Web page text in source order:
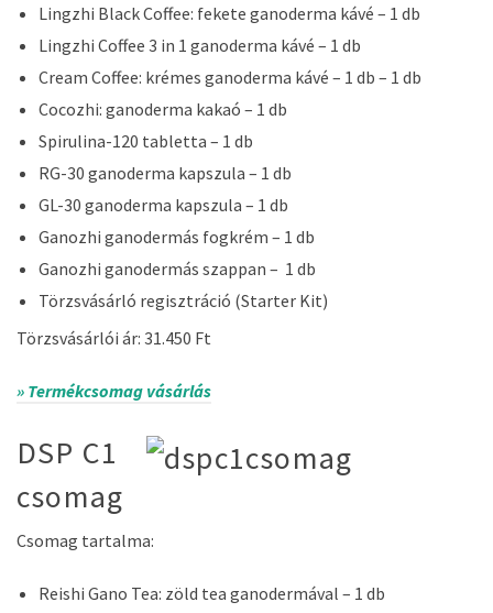
Lingzhi Black Coffee: fekete ganoderma kávé – 1 db
Lingzhi Coffee 3 in 1 ganoderma kávé – 1 db
Cream Coffee: krémes ganoderma kávé – 1 db – 1 db
Cocozhi: ganoderma kakaó – 1 db
Spirulina-120 tabletta – 1 db
RG-30 ganoderma kapszula – 1 db
GL-30 ganoderma kapszula – 1 db
Ganozhi ganodermás fogkrém – 1 db
Ganozhi ganodermás szappan – 1 db
Törzsvásárló regisztráció (Starter Kit)
Törzsvásárlói ár: 31.450 Ft
» Termékcsomag vásárlás
DSP C1
csomag
Csomag tartalma:
Reishi Gano Tea: zöld tea ganodermával – 1 db